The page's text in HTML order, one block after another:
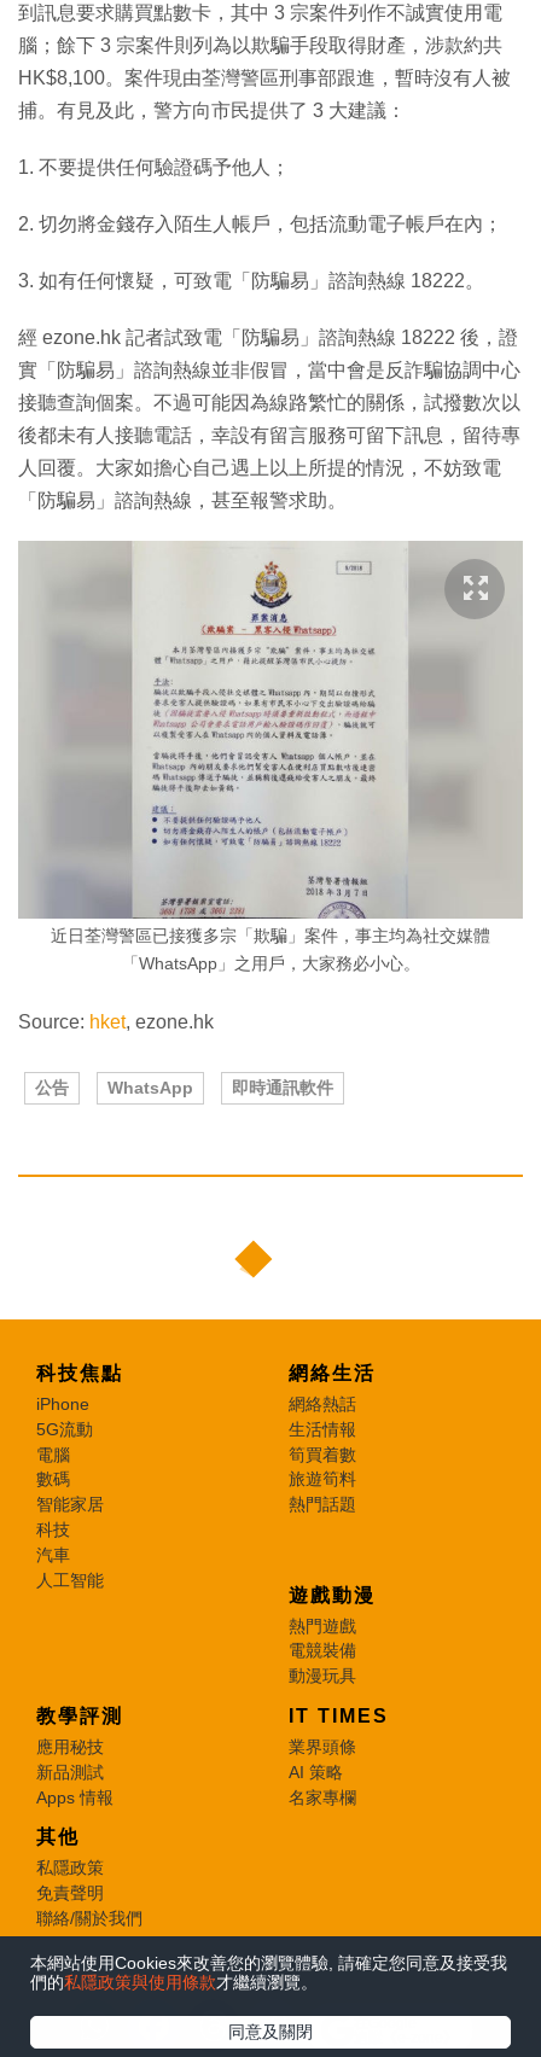
本網站使用Cookies來改善您的瀏覽體驗, 請確定您同意及接受我
們的私隱政策與使用條款才繼續瀏覽。
同意及關閉
到訊息要求購買點數卡，其中 3 宗案件列作不誠實使用電
腦；餘下 3 宗案件則列為以欺騙手段取得財產，涉款約共
HK$8,100。案件現由荃灣警區刑事部跟進，暫時沒有人被
捕。有見及此，警方向市民提供了 3 大建議：
1. 不要提供任何驗證碼予他人；
2. 切勿將金錢存入陌生人帳戶，包括流動電子帳戶在內；
3. 如有任何懷疑，可致電「防騙易」諮詢熱線 18222。
經 ezone.hk 記者試致電「防騙易」諮詢熱線 18222 後，證
實「防騙易」諮詢熱線並非假冒，當中會是反詐騙協調中心
接聽查詢個案。不過可能因為線路繁忙的關係，試撥數次以
後都未有人接聽電話，幸設有留言服務可留下訊息，留待專
人回覆。大家如擔心自己遇上以上所提的情況，不妨致電
「防騙易」諮詢熱線，甚至報警求助。
近日荃灣警區已接獲多宗「欺騙」案件，事主均為社交媒體
「WhatsApp」之用戶，大家務必小心。
Source: hket, ezone.hk
公告 WhatsApp 即時通訊軟件
科技焦點
iPhone
5G流動
電腦
數碼
智能家居
科技
汽車
人工智能
網絡生活
網絡熱話
生活情報
筍買着數
旅遊筍料
熱門話題
遊戲動漫
熱門遊戲
電競裝備
動漫玩具
教學評測
應用秘技
新品測試
Apps 情報
IT TIMES
業界頭條
AI 策略
名家專欄
其他
私隱政策
免責聲明
聯絡/關於我們
© 2026 e-zone. All Rights Reserved.